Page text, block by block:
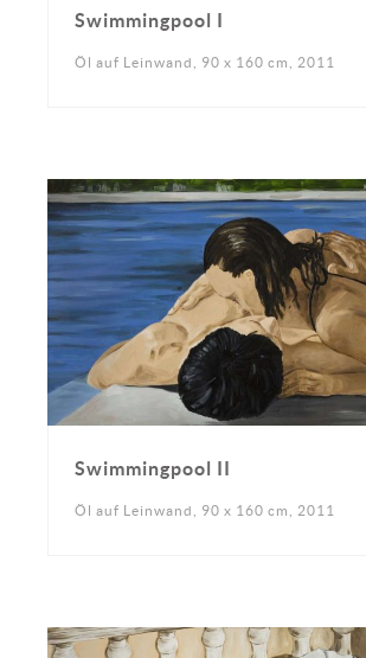
Swimmingpool I
Öl auf Leinwand, 90 x 160 cm, 2011
Swimmingpool II
Öl auf Leinwand, 90 x 160 cm, 2011